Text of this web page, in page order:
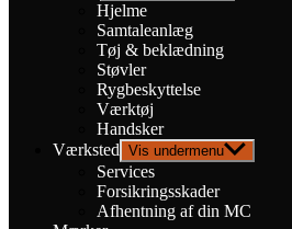
Hjelme
Samtaleanlæg
Tøj & beklædning
Støvler
Rygbeskyttelse
Værktøj
Handsker
Værksted Vis undermenu
Services
Forsikringsskader
Afhentning af din MC